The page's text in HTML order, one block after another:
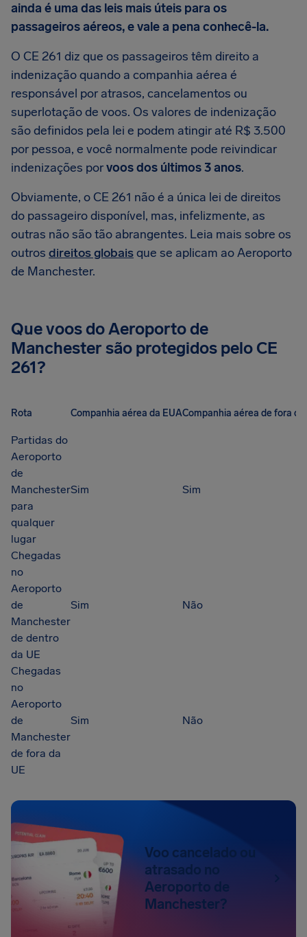
ainda é uma das leis mais úteis para os
passageiros aéreos, e vale a pena conhecê-la.
O CE 261 diz que os passageiros têm direito a
indenização quando a companhia aérea é
responsável por atrasos, cancelamentos ou
superlotação de voos. Os valores de indenização
são definidos pela lei e podem atingir até R$ 3.500
por pessoa, e você normalmente pode reivindicar
indenizações porvoos dos últimos 3 anos.
Obviamente, o CE 261 não é a única lei de direitos
do passageiro disponível, mas, infelizmente, as
outras não são tão abrangentes. Leia mais sobre os
outros direitos globaisque se aplicam ao Aeroporto
de Manchester.
Que voos do Aeroporto de
Manchester são protegidos pelo CE
261?
Rota Companhia aérea da EUACompanhia aérea de fora da
Partidas do
Aeroporto
de
Manchester
para
qualquer
lugar
Sim Sim
Chegadas
no
Aeroporto
de
Manchester
de dentro
da UE
Sim Não
Chegadas
no
Aeroporto
de
Manchester
de fora da
UE
Sim Não
Voo cancelado ou
atrasado no
Aeroporto de
Manchester?